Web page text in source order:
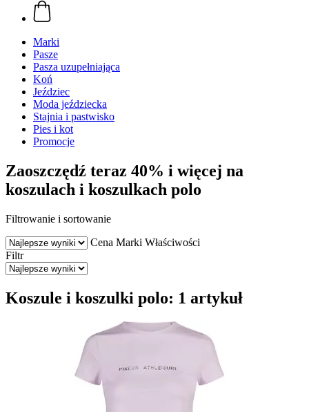
Marki
Pasze
Pasza uzupełniająca
Koń
Jeździec
Moda jeździecka
Stajnia i pastwisko
Pies i kot
Promocje
Zaoszczędź teraz 40% i więcej na
koszulach i koszulkach polo
Filtrowanie i sortowanie
Cena Marki Właściwości
Filtr
Koszule i koszulki polo: 1 artykuł